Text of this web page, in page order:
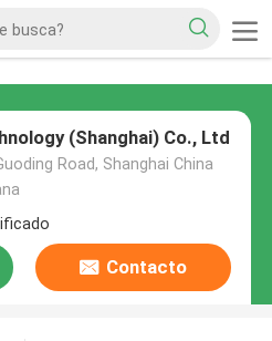
(Shanghai) Co., Ltd
Road, Shanghai China
Contacto